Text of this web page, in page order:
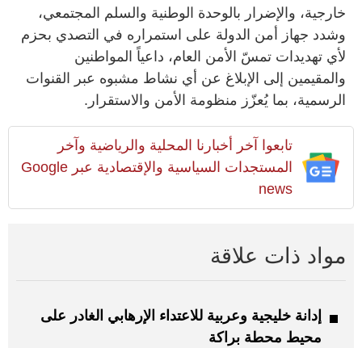
خارجية، والإضرار بالوحدة الوطنية والسلم المجتمعي،
وشدد جهاز أمن الدولة على استمراره في التصدي بحزم
لأي تهديدات تمسّ الأمن العام، داعياً المواطنين
والمقيمين إلى الإبلاغ عن أي نشاط مشبوه عبر القنوات
الرسمية، بما يُعزّز منظومة الأمن والاستقرار.
تابعوا آخر أخبارنا المحلية والرياضية وآخر
المستجدات السياسية والإقتصادية عبر Google
news
مواد ذات علاقة
إدانة خليجية وعربية للاعتداء الإرهابي الغادر على
محيط محطة براكة